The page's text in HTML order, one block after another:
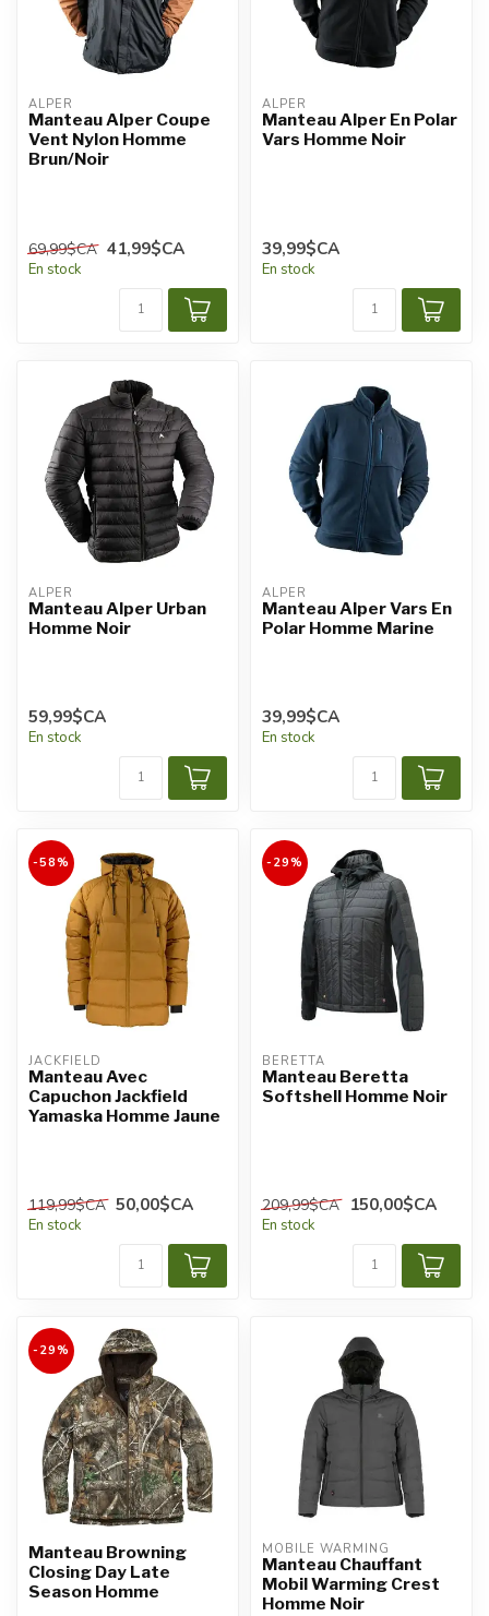
ALPER
Manteau Alper Coupe
Vent Nylon Homme
Brun/Noir
69,99$CA 41,99$CA
En stock
ALPER
Manteau Alper En Polar
Vars Homme Noir
39,99$CA
En stock
ALPER
Manteau Alper Urban
Homme Noir
59,99$CA
En stock
ALPER
Manteau Alper Vars En
Polar Homme Marine
39,99$CA
En stock
-58%
JACKFIELD
Manteau Avec
Capuchon Jackfield
Yamaska Homme Jaune
119,99$CA 50,00$CA
En stock
-29%
BERETTA
Manteau Beretta
Softshell Homme Noir
209,99$CA 150,00$CA
En stock
-29%
Manteau Browning
Closing Day Late
Season Homme
MOBILE WARMING
Manteau Chauffant
Mobil Warming Crest
Homme Noir